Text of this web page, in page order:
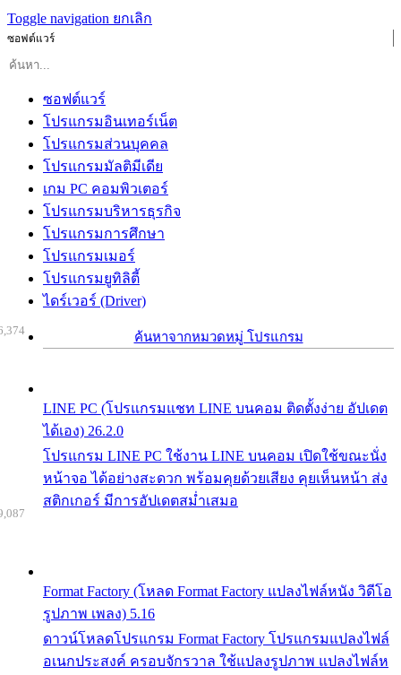
Toggle navigation ยกเลิก
ซอฟต์แวร์
ซอฟต์แวร์
โปรแกรมอินเทอร์เน็ต
โปรแกรมส่วนบุคคล
โปรแกรมมัลติมีเดีย
เกม PC คอมพิวเตอร์
โปรแกรมบริหารธุรกิจ
โปรแกรมการศึกษา
โปรแกรมเมอร์
โปรแกรมยูทิลิตี้
ไดร์เวอร์ (Driver)
ค้นหาจากหมวดหมู่ โปรแกรม
LINE PC (โปรแกรมแชท LINE บนคอม ติดตั้งง่าย อัปเดต
ได้เอง) 26.2.0
โปรแกรม LINE PC ใช้งาน LINE บนคอม เปิดใช้ขณะนั่ง
หน้าจอ ได้อย่างสะดวก พร้อมคุยด้วยเสียง คุยเห็นหน้า ส่ง
สติกเกอร์ มีการอัปเดตสม่ำเสมอ
Format Factory (โหลด Format Factory แปลงไฟล์หนัง วิดีโอ
รูปภาพ เพลง) 5.16
ดาวน์โหลดโปรแกรม Format Factory โปรแกรมแปลงไฟล์
อเนกประสงค์ ครอบจักรวาล ใช้แปลงรูปภาพ แปลงไฟล์ห